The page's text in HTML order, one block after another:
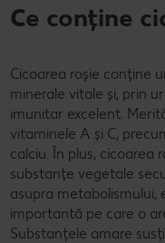
Ce conține
Cicoarea roșie conține
minerale vitale și, prin
imunitar excelent.
vitaminele A și C,
calciu. În plus, cicoarea
substanțe vegetale
asupra metabolismului,
importantă pe care o
Substanțele amare